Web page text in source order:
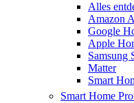
Alles
Amazon
Google
Apple
Samsung
Matter
Smart
Smart Home